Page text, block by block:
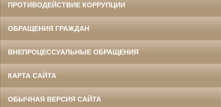
ПРОТИВОДЕЙСТВИЕ КОРРУПЦИИ
ОБРАЩЕНИЯ ГРАЖДАН
ВНЕПРОЦЕССУАЛЬНЫЕ ОБРАЩЕНИЯ
КАРТА САЙТА
ОБЫЧНАЯ ВЕРСИЯ САЙТА